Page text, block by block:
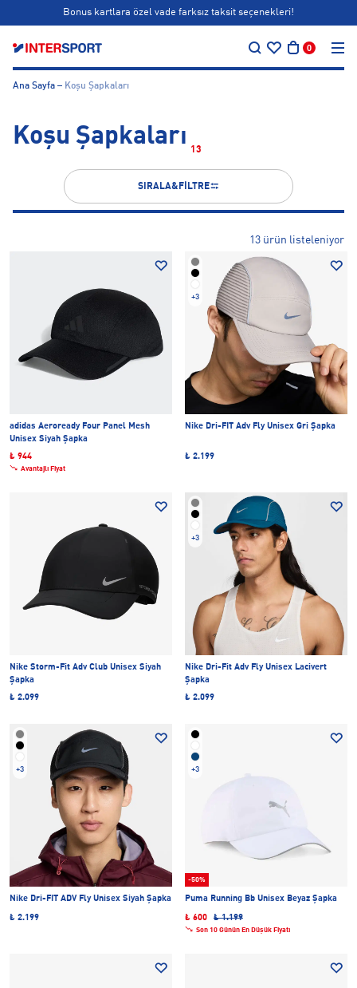
Bonus kartlara özel vade farksız taksit seçenekleri!
0
Ana Sayfa Koşu Şapkaları
Koşu Şapkaları 13
SIRALA&FİLTRE
13 ürün listeleniyor
adidas Aeroready Four Panel Mesh
Unisex Siyah Şapka
₺ 944
Avantajlı Fiyat
+3
Nike Dri-FIT Adv Fly Unisex Gri Şapka
₺ 2.199
Nike Storm-Fit Adv Club Unisex Siyah
Şapka
₺ 2.099
+3
Nike Dri-Fit Adv Fly Unisex Lacivert
Şapka
₺ 2.099
+3
Nike Dri-FIT ADV Fly Unisex Siyah Şapka
₺ 2.199
+3
-50%
Puma Running Bb Unisex Beyaz Şapka
₺ 600 ₺ 1.199
Son 10 Günün En Düşük Fiyatı